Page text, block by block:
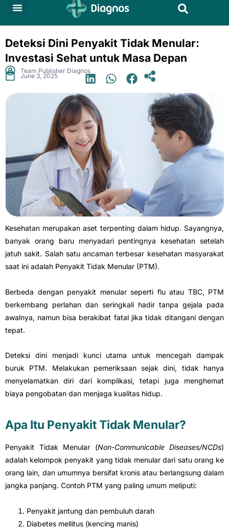
Skip
Deteksi Dini Penyakit Tidak Menular:
Investasi Sehat untuk Masa Depan
Team Publisher Diagnos
June 3, 2025 .
Kesehatan merupakan aset terpenting dalam hidup. Sayangnya,
banyak orang baru menyadari pentingnya kesehatan setelah
jatuh sakit. Salah satu ancaman terbesar kesehatan masyarakat
saat ini adalah Penyakit Tidak Menular (PTM).
Berbeda dengan penyakit menular seperti flu atau TBC, PTM
berkembang perlahan dan seringkali hadir tanpa gejala pada
awalnya, namun bisa berakibat fatal jika tidak ditangani dengan
tepat.
Deteksi dini menjadi kunci utama untuk mencegah dampak
buruk PTM. Melakukan pemeriksaan sejak dini, tidak hanya
menyelamatkan diri dari komplikasi, tetapi juga menghemat
biaya pengobatan dan menjaga kualitas hidup.
Apa Itu Penyakit Tidak Menular?
Penyakit Tidak Menular (Non-Communicable Diseases/NCDs)
adalah kelompok penyakit yang tidak menular dari satu orang ke
orang lain, dan umumnya bersifat kronis atau berlangsung dalam
jangka panjang. Contoh PTM yang paling umum meliputi:
Penyakit jantung dan pembuluh darah
Diabetes mellitus (kencing manis)